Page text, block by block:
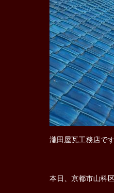
瀧田屋瓦工務店です
本日、京都市山科